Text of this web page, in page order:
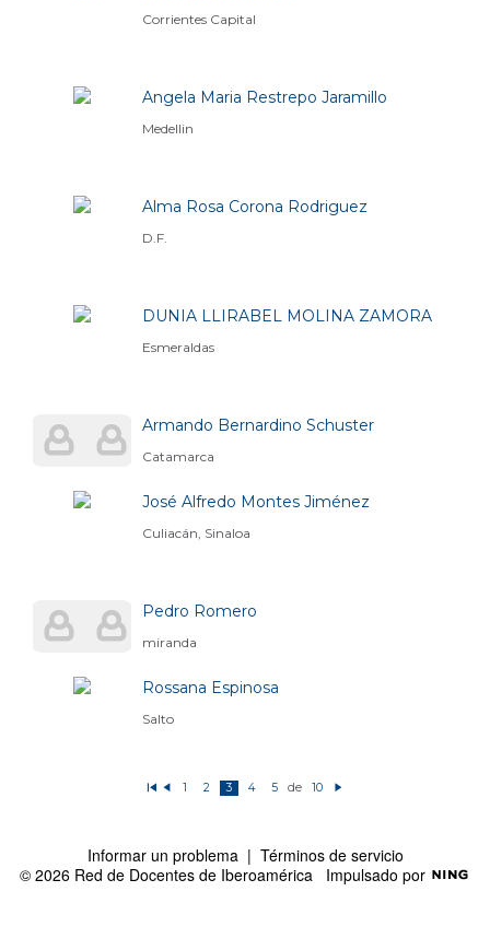
Corrientes Capital
Angela Maria Restrepo Jaramillo
Medellin
Alma Rosa Corona Rodriguez
D.F.
DUNIA LLIRABEL MOLINA ZAMORA
Esmeraldas
Armando Bernardino Schuster
Catamarca
José Alfredo Montes Jiménez
Culiacán, Sinaloa
Pedro Romero
miranda
Rossana Espinosa
Salto
o o
r
1 2 3 4 5 de 10
t
e
Informar un problema| Términos de servicio
© 2026 Red de Docentes de Iberoamérica Impulsado por